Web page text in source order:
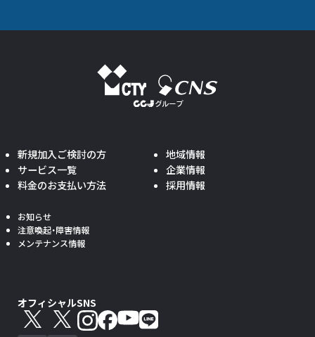
新規加入ご検討の方
サービス一覧
料金のお支払い方法
地域情報
企業情報
採用情報
お知らせ
注意喚起・障害情報
メンテナンス情報
オフィシャルSNS